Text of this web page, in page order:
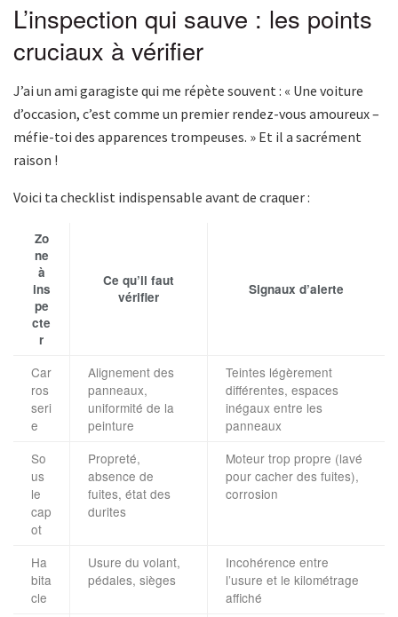
L’inspection qui sauve : les points
cruciaux à vérifier
J’ai un ami garagiste qui me répète souvent : « Une voiture
d’occasion, c’est comme un premier rendez-vous amoureux –
méfie-toi des apparences trompeuses. » Et il a sacrément
raison !
Voici ta checklist indispensable avant de craquer :
Zo
ne
à
ins
pe
cte
r
Ce qu’il faut
vérifier
Signaux d’alerte
Car
ros
seri
e
Alignement des
panneaux,
uniformité de la
peinture
Teintes légèrement
différentes, espaces
inégaux entre les
panneaux
So
us
le
cap
ot
Propreté,
absence de
fuites, état des
durites
Moteur trop propre (lavé
pour cacher des fuites),
corrosion
Ha
bita
cle
Usure du volant,
pédales, sièges
Incohérence entre
l’usure et le kilométrage
affiché